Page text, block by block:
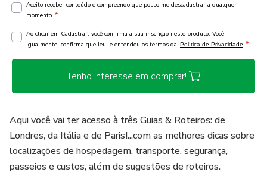
Aceito receber conteúdo e compreendo que posso me descadastrar a qualquer
momento. *
Ao clicar em Cadastrar, você confirma a sua inscrição neste produto. Você,
igualmente, confirma que leu, e entendeu os termos da Política de Privacidade *
Tenho interesse em comprar!
Aqui você vai ter acesso à três Guias & Roteiros: de
Londres, da Itália e de Paris!...com as melhores dicas sobre
localizações de hospedagem, transporte, segurança,
passeios e custos, além de sugestões de roteiros.